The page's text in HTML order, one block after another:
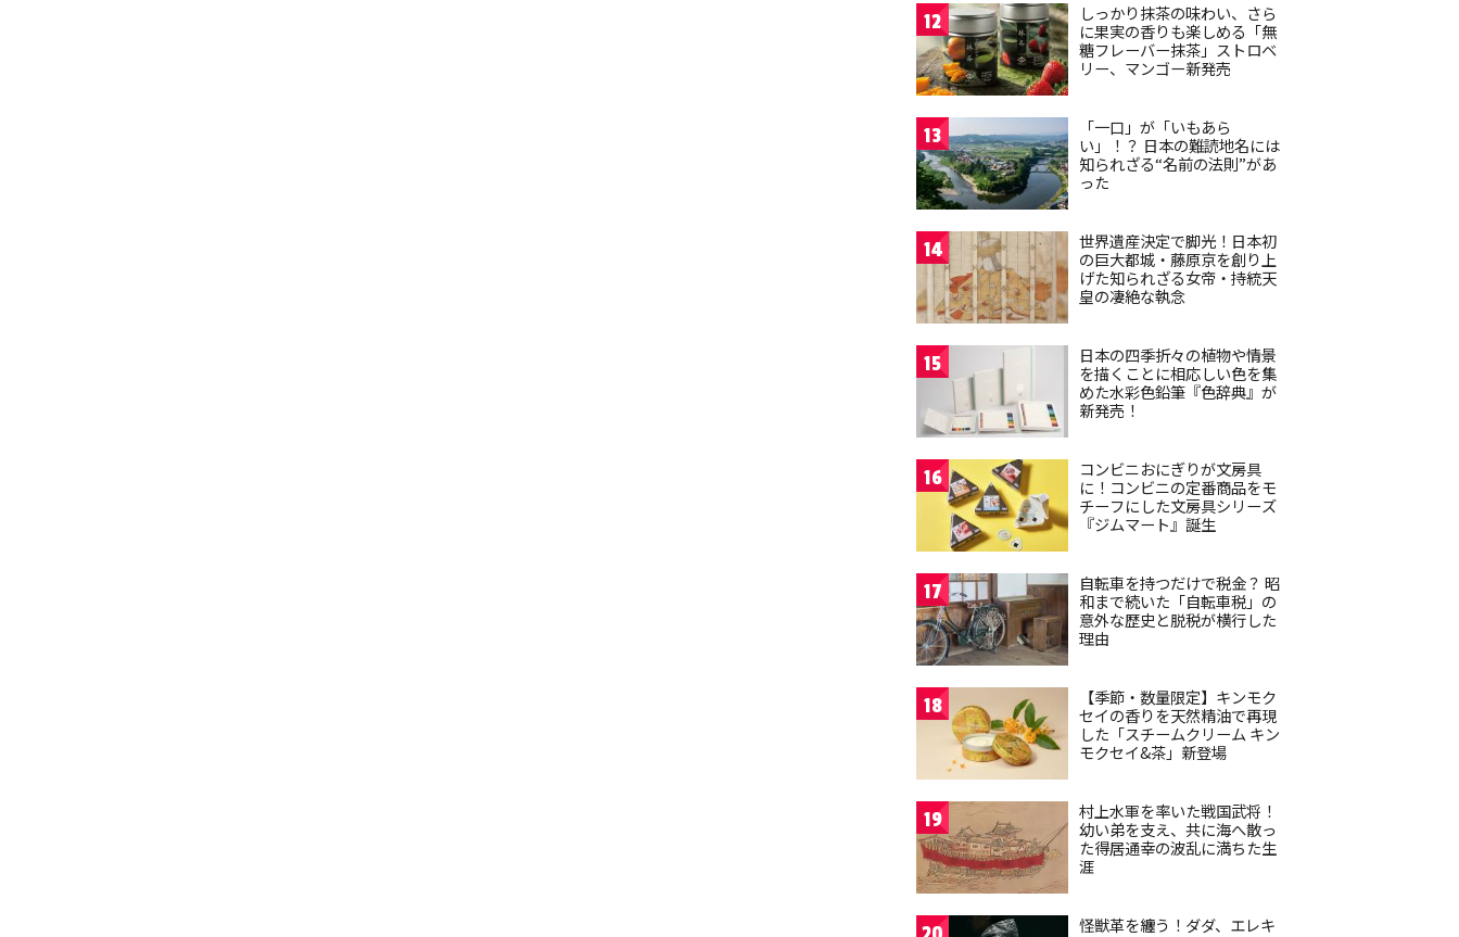
12
しっかり抹茶の味わい、さら
に果実の香りも楽しめる「無
糖フレーバー抹茶」ストロベ
リー、マンゴー新発売
13
「一口」が「いもあら
い」！？ 日本の難読地名には
知られざる“名前の法則”があ
った
14
世界遺産決定で脚光！日本初
の巨大都城・藤原京を創り上
げた知られざる女帝・持統天
皇の凄絶な執念
15
日本の四季折々の植物や情景
を描くことに相応しい色を集
めた水彩色鉛筆『色辞典』が
新発売！
16
コンビニおにぎりが文房具
に！コンビニの定番商品をモ
チーフにした文房具シリーズ
『ジムマート』誕生
17
自転車を持つだけで税金？ 昭
和まで続いた「自転車税」の
意外な歴史と脱税が横行した
理由
18
【季節・数量限定】キンモク
セイの香りを天然精油で再現
した「スチームクリーム キン
モクセイ&茶」新登場
19
村上水軍を率いた戦国武将！
幼い弟を支え、共に海へ散っ
た得居通幸の波乱に満ちた生
涯
怪獣革を纏う！ダダ、エレキ